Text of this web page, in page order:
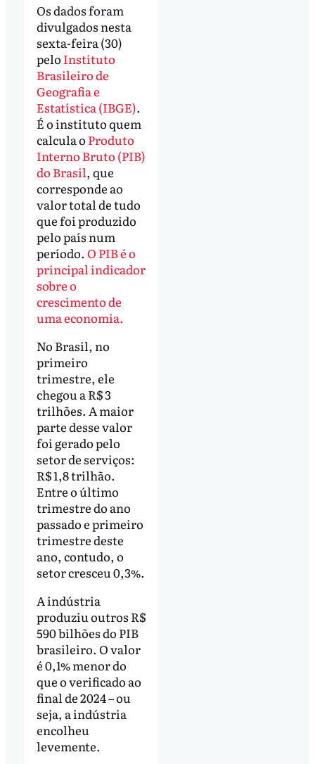
Os dados foram
divulgados nesta
sexta-feira (30)
pelo Instituto
Brasileiro de
Geografia e
Estatística (IBGE).
É o instituto quem
calcula o Produto
Interno Bruto (PIB)
do Brasil, que
corresponde ao
valor total de tudo
que foi produzido
pelo país num
período. O PIB é o
principal indicador
sobre o
crescimento de
uma economia.
No Brasil, no
primeiro
trimestre, ele
chegou a R$ 3
trilhões. A maior
parte desse valor
foi gerado pelo
setor de serviços:
R$ 1,8 trilhão.
Entre o último
trimestre do ano
passado e primeiro
trimestre deste
ano, contudo, o
setor cresceu 0,3%.
A indústria
produziu outros R$
590 bilhões do PIB
brasileiro. O valor
é 0,1% menor do
que o verificado ao
final de 2024 – ou
seja, a indústria
encolheu
levemente.